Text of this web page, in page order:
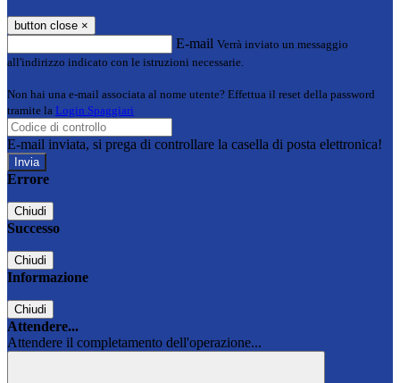
button close ×
E-mail Verrà inviato un messaggio
all'indirizzo indicato con le istruzioni necessarie.
Non hai una e-mail associata al nome utente? Effettua il reset della password
tramite la Login Spaggiari
E-mail inviata, si prega di controllare la casella di posta elettronica!
Errore
Chiudi
Successo
Chiudi
Informazione
Chiudi
Attendere...
Attendere il completamento dell'operazione...